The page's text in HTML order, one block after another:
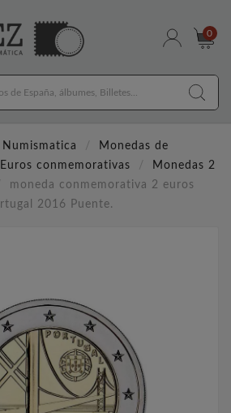
0
Numismatica
Monedas de
conmemorativas
Monedas 2
moneda conmemorativa 2 euros
2016 Puente.